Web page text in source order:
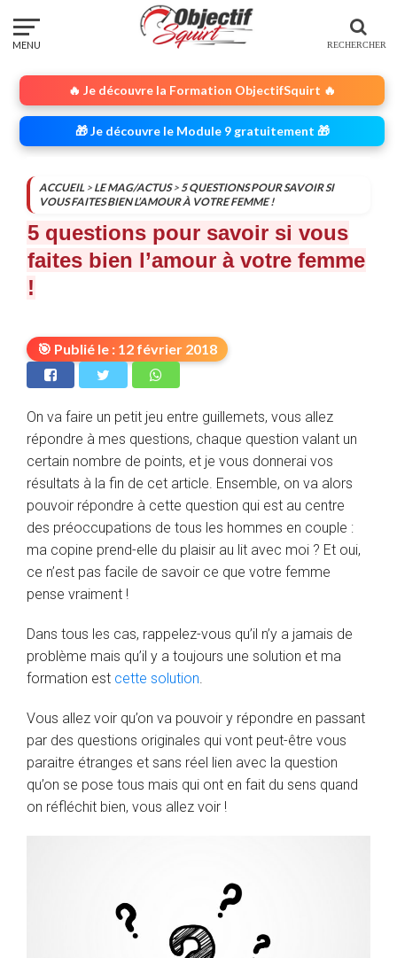
🔥 Je découvre la Formation ObjectifSquirt 🔥
🎁 Je découvre le Module 9 gratuitement 🎁
ACCUEIL > LE MAG/ACTUS> 5 QUESTIONS POUR SAVOIR SI
VOUS FAITES BIEN L’AMOUR À VOTRE FEMME !
5 questions pour savoir si vous
faites bien l’amour à votre femme
!
🎯 Publié le : 12 février 2018
On va faire un petit jeu entre guillemets, vous allez
répondre à mes questions, chaque question valant un
certain nombre de points, et je vous donnerai vos
résultats à la fin de cet article. Ensemble, on va alors
pouvoir répondre à cette question qui est au centre
des préoccupations de tous les hommes en couple :
ma copine prend-elle du plaisir au lit avec moi ? Et oui,
ce n’est pas facile de savoir ce que votre femme
pense vraiment !
Dans tous les cas, rappelez-vous qu’il n’y a jamais de
problème mais qu’il y a toujours une solution et ma
formation est cette solution.
Vous allez voir qu’on va pouvoir y répondre en passant
par des questions originales qui vont peut-être vous
paraitre étranges et sans réel lien avec la question
qu’on se pose tous mais qui ont en fait du sens quand
on réfléchit bien, vous allez voir !